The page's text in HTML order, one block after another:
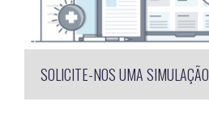
SOLICITE-NOS UMA SIMULAÇÃO